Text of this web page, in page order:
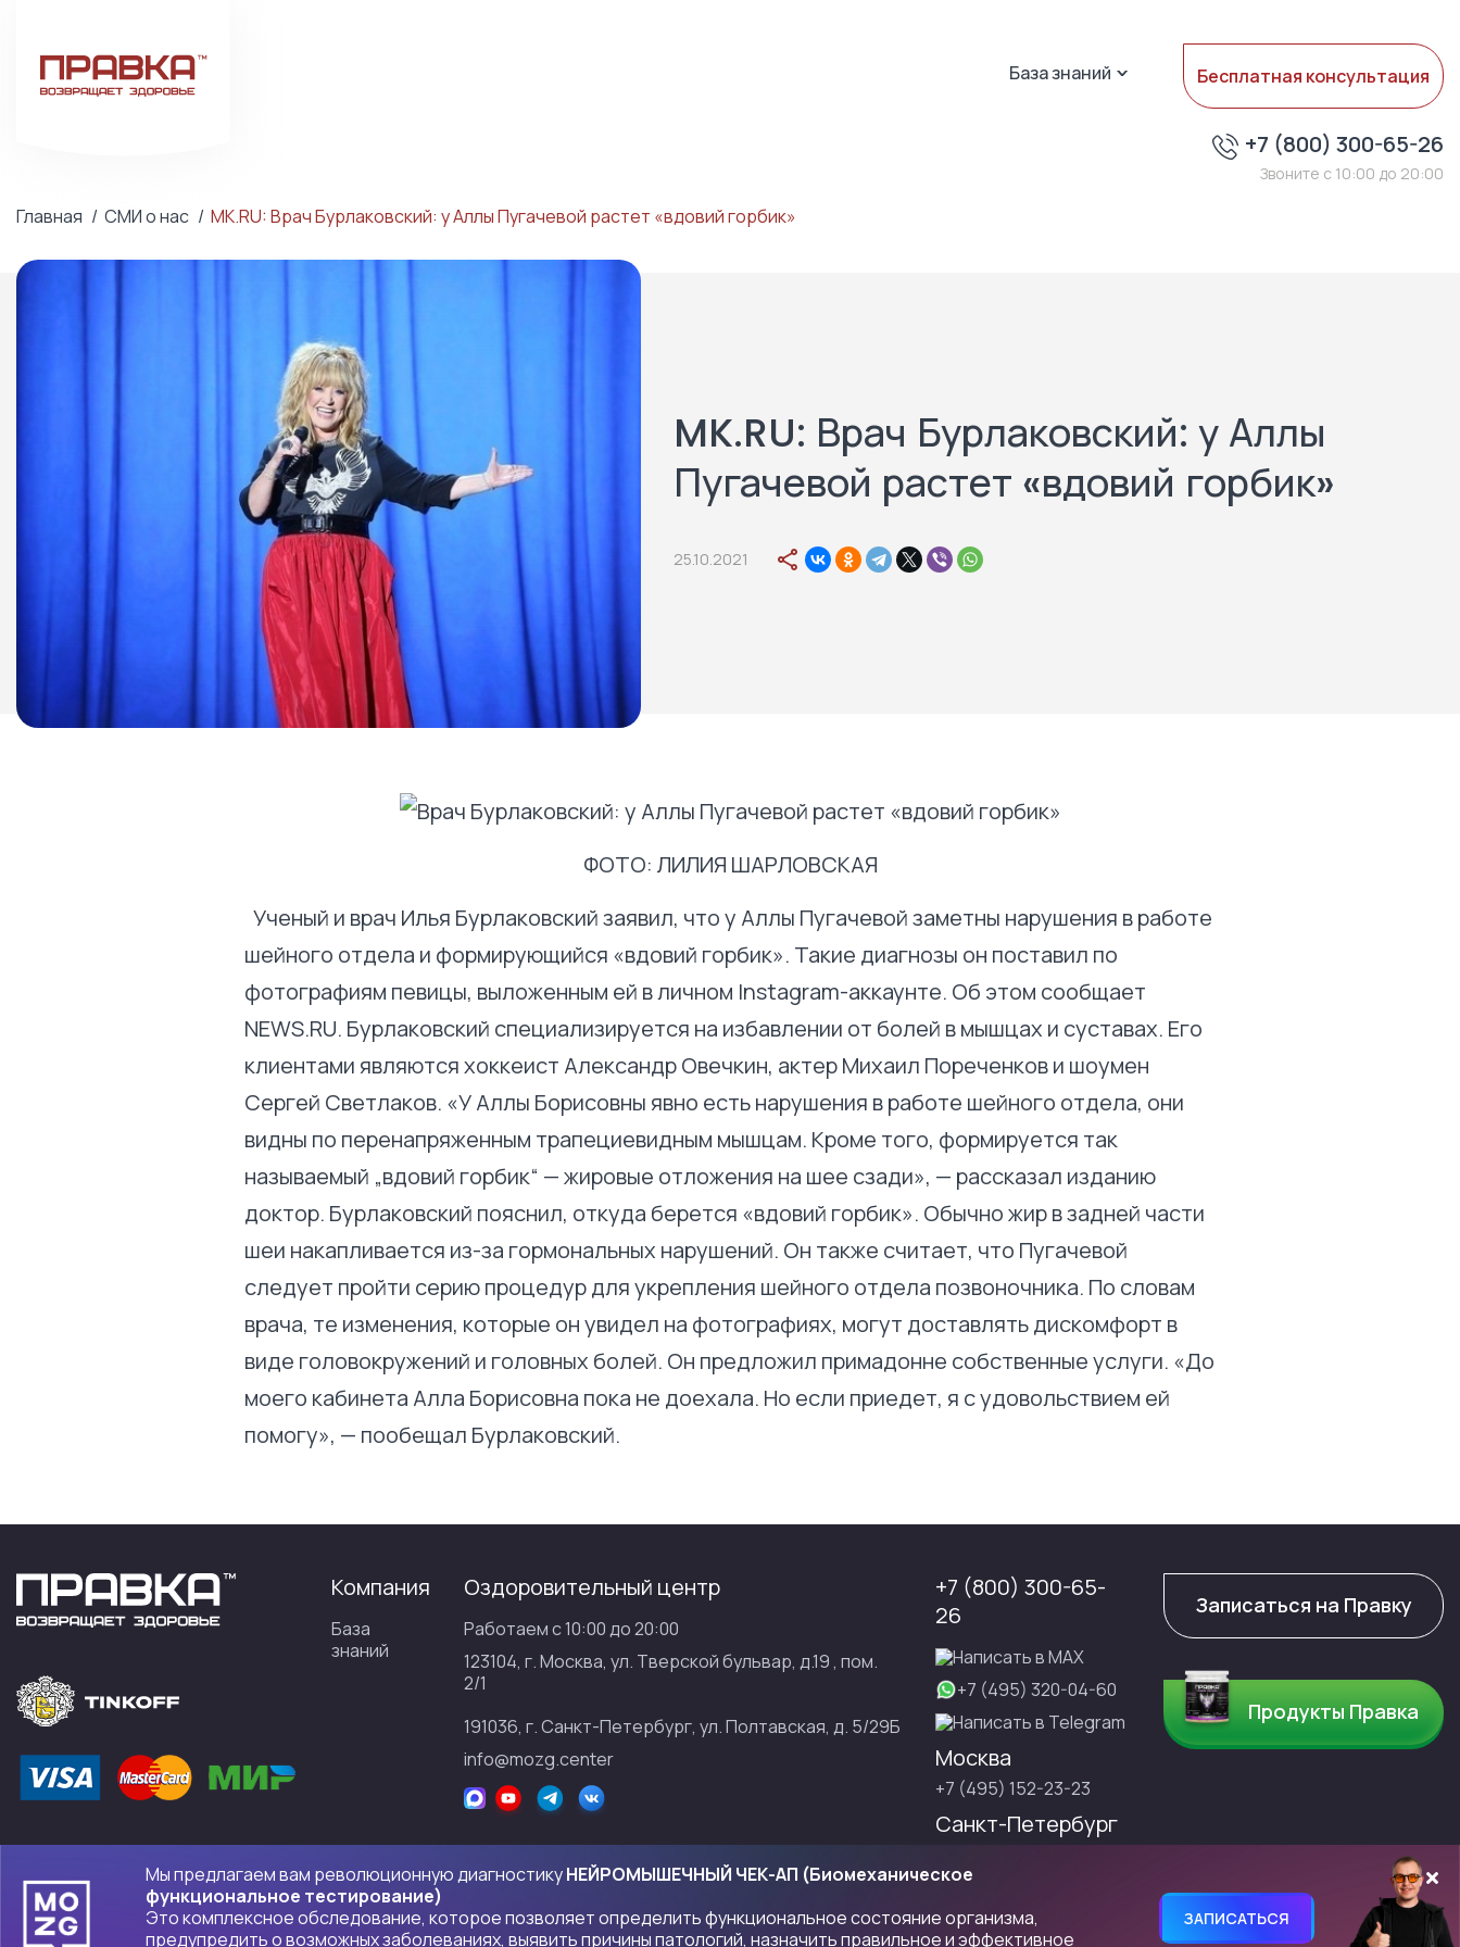
База знаний Бесплатная консультация
+7 (800) 300-65-26
Звоните с 10:00 до 20:00
Главная СМИ о нас MK.RU: Врач Бурлаковский: у Аллы Пугачевой растет «вдовий горбик»
MK.RU: Врач Бурлаковский: у Аллы
Пугачевой растет «вдовий горбик»
25.10.2021
ФОТО: ЛИЛИЯ ШАРЛОВСКАЯ
Ученый и врач Илья Бурлаковский заявил, что у Аллы Пугачевой заметны нарушения в работе
шейного отдела и формирующийся «вдовий горбик». Такие диагнозы он поставил по
фотографиям певицы, выложенным ей в личном Instagram-аккаунте. Об этом сообщает
NEWS.RU. Бурлаковский специализируется на избавлении от болей в мышцах и суставах. Его
клиентами являются хоккеист Александр Овечкин, актер Михаил Пореченков и шоумен
Сергей Светлаков. «У Аллы Борисовны явно есть нарушения в работе шейного отдела, они
видны по перенапряженным трапециевидным мышцам. Кроме того, формируется так
называемый „вдовий горбик“ — жировые отложения на шее сзади», — рассказал изданию
доктор. Бурлаковский пояснил, откуда берется «вдовий горбик». Обычно жир в задней части
шеи накапливается из-за гормональных нарушений. Он также считает, что Пугачевой
следует пройти серию процедур для укрепления шейного отдела позвоночника. По словам
врача, те изменения, которые он увидел на фотографиях, могут доставлять дискомфорт в
виде головокружений и головных болей. Он предложил примадонне собственные услуги. «До
моего кабинета Алла Борисовна пока не доехала. Но если приедет, я с удовольствием ей
помогу», — пообещал Бурлаковский.
Компания
База
знаний
Оздоровительный центр
Работаем с 10:00 до 20:00
123104, г. Москва, ул. Тверской бульвар, д.19 , пом.
2/1
191036, г. Санкт-Петербург, ул. Полтавская, д. 5/29Б
info@mozg.center
+7 (800) 300-65-
26
Написать в МАХ
+7 (495) 320-04-60
Написать в Telegram
Москва
+7 (495) 152-23-23
Санкт-Петербург
Записаться на Правку
Продукты Правка
Политика конфиденциальности. Индивидуальный предприниматель БУРЛАКОВСКИЙ ИЛЬЯ ЮРЬЕВИЧ, 109472, Москва, Волгоградский пр-кт, 164, корп. 2, кв. 89 ОГРНИП 306770000387024, ИНН
772153784247
Мы предлагаем вам революционную диагностикуНЕЙРОМЫШЕЧНЫЙ ЧЕК-АП (Биомеханическое
функциональное тестирование)
Это комплексное обследование, которое позволяет определить функциональное состояние организма,
предупредить о возможных заболеваниях, выявить причины патологий, назначить правильное и эффективное
ЗАПИСАТЬСЯ